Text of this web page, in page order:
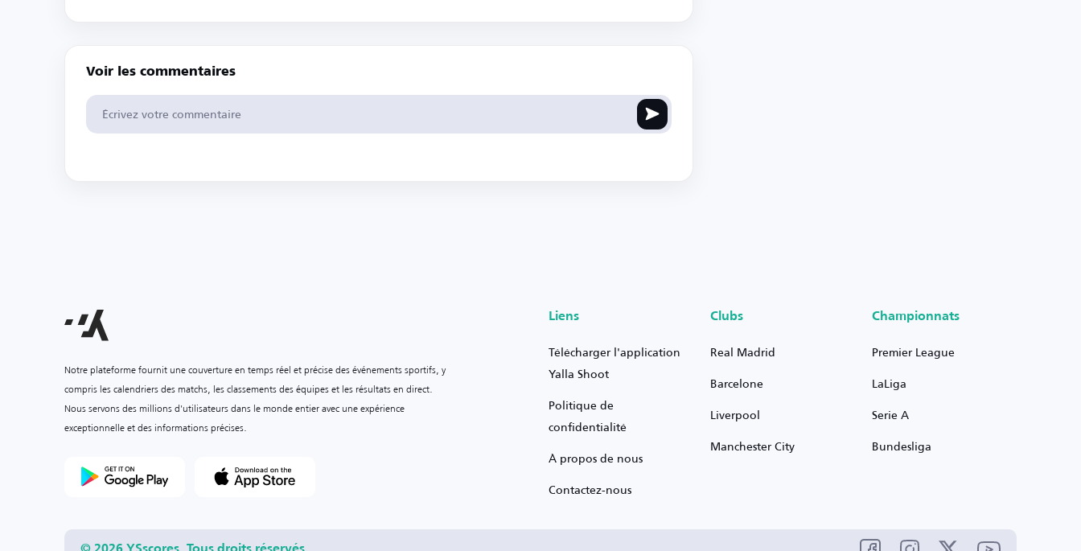
Voir les commentaires
Notre plateforme fournit une couverture en temps réel et précise des événements sportifs, y
compris les calendriers des matchs, les classements des équipes et les résultats en direct.
Nous servons des millions d'utilisateurs dans le monde entier avec une expérience
exceptionnelle et des informations précises.
Liens
Télécharger l'application
Yalla Shoot
Politique de
confidentialité
À propos de nous
Contactez-nous
Clubs
Real Madrid
Barcelone
Liverpool
Manchester City
Championnats
Premier League
LaLiga
Serie A
Bundesliga